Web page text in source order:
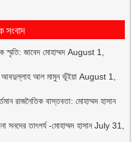
সংবাদ
জাবেদ মোহাম্মদ August 1,
আবদুল্লাহ আল মামুন ভূঁইয়া August 1,
রাজনৈতিক বাস্তবতা: মোহাম্মদ হাসান
সনদের তাৎপর্য -মোহাম্মদ হাসান July 31,